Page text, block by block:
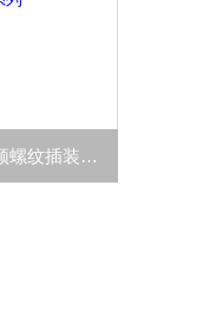
1SE140F30S6EATON伊顿螺纹插装式平衡阀1SE140系列